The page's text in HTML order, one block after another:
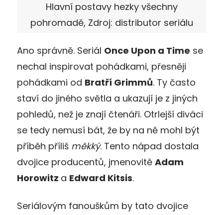
Hlavní postavy hezky všechny
pohromadě, Zdroj: distributor seriálu
Ano správně. Seriál Once Upon a Time se
nechal inspirovat pohádkami, přesněji
pohádkami od Bratří Grimmů. Ty často
staví do jiného světla a ukazují je z jiných
pohledů, než je znají čtenáři. Otrlejší diváci
se tedy nemusí bát, že by na ně mohl být
příběh příliš měkký. Tento nápad dostala
dvojice producentů, jmenovitě Adam
Horowitz a Edward Kitsis.
Seriálovým fanouškům by tato dvojice